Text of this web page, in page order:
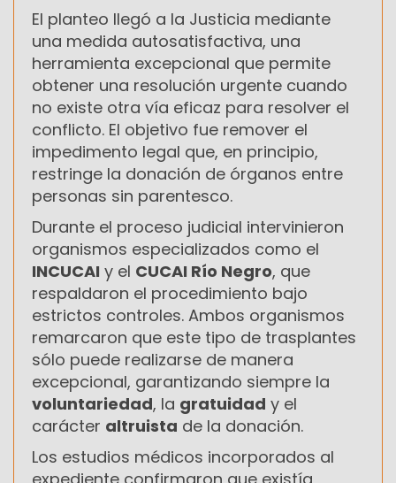
El planteo llegó a la Justicia mediante
una medida autosatisfactiva, una
herramienta excepcional que permite
obtener una resolución urgente cuando
no existe otra vía eficaz para resolver el
conflicto. El objetivo fue remover el
impedimento legal que, en principio,
restringe la donación de órganos entre
personas sin parentesco.
Durante el proceso judicial intervinieron
organismos especializados como el
INCUCAI y el CUCAI Río Negro, que
respaldaron el procedimiento bajo
estrictos controles. Ambos organismos
remarcaron que este tipo de trasplantes
sólo puede realizarse de manera
excepcional, garantizando siempre la
voluntariedad, la gratuidad y el
carácter altruista de la donación.
Los estudios médicos incorporados al